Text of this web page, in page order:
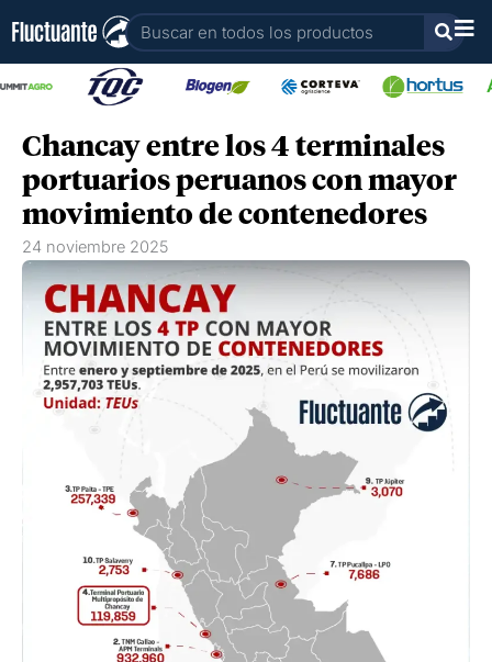
contenido
Buscar
Chancay entre los 4 terminales
portuarios peruanos con mayor
movimiento de contenedores
24 noviembre 2025